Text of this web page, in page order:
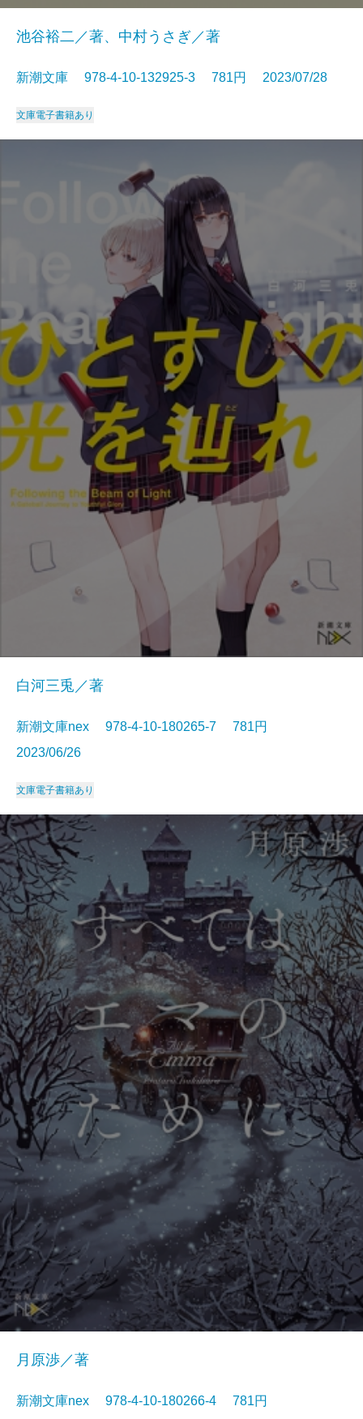
池谷裕二／著、中村うさぎ／著
新潮文庫 978-4-10-132925-3 781円 2023/07/28
文庫電子書籍あり
白河三兎／著
新潮文庫nex 978-4-10-180265-7 781円
2023/06/26
文庫電子書籍あり
月原渉／著
新潮文庫nex 978-4-10-180266-4 781円